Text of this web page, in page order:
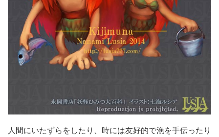
人間にいたずらをしたり、時には友好的で漁を手伝ったり